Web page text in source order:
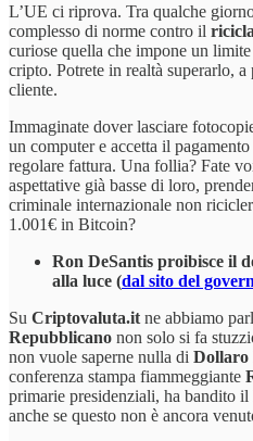
L’UE ci riprova. Tra qualche
complesso di norme contro il
curiose quella che impone un
cripto. Potrete in realtà superarlo,
cliente.
Immaginate dover lasciare
un computer e accetta il
regolare fattura. Una follia? Fate
aspettative già basse di loro,
criminale internazionale non
1.001€ in Bitcoin?
Ron DeSantis proibisce il
alla luce (dal sito del
Su Criptovaluta.it ne abbiamo
Repubblicano non solo si fa
non vuole saperne nulla di Dollaro
conferenza stampa fiammeggiante
primarie presidenziali, ha bandito il
anche se questo non è ancora